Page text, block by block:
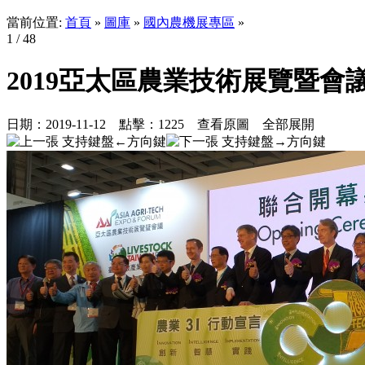
當前位置: 首頁 » 圖庫 » 國內農機展專區 »
1 / 48
2019亞太區農業技術展覽暨會
日期： 2019-11-12 點擊： 1225 查看原圖 全部展開